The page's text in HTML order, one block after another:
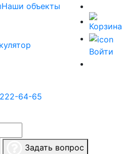
Наши объекты
Войти
64-65
Задать вопрос